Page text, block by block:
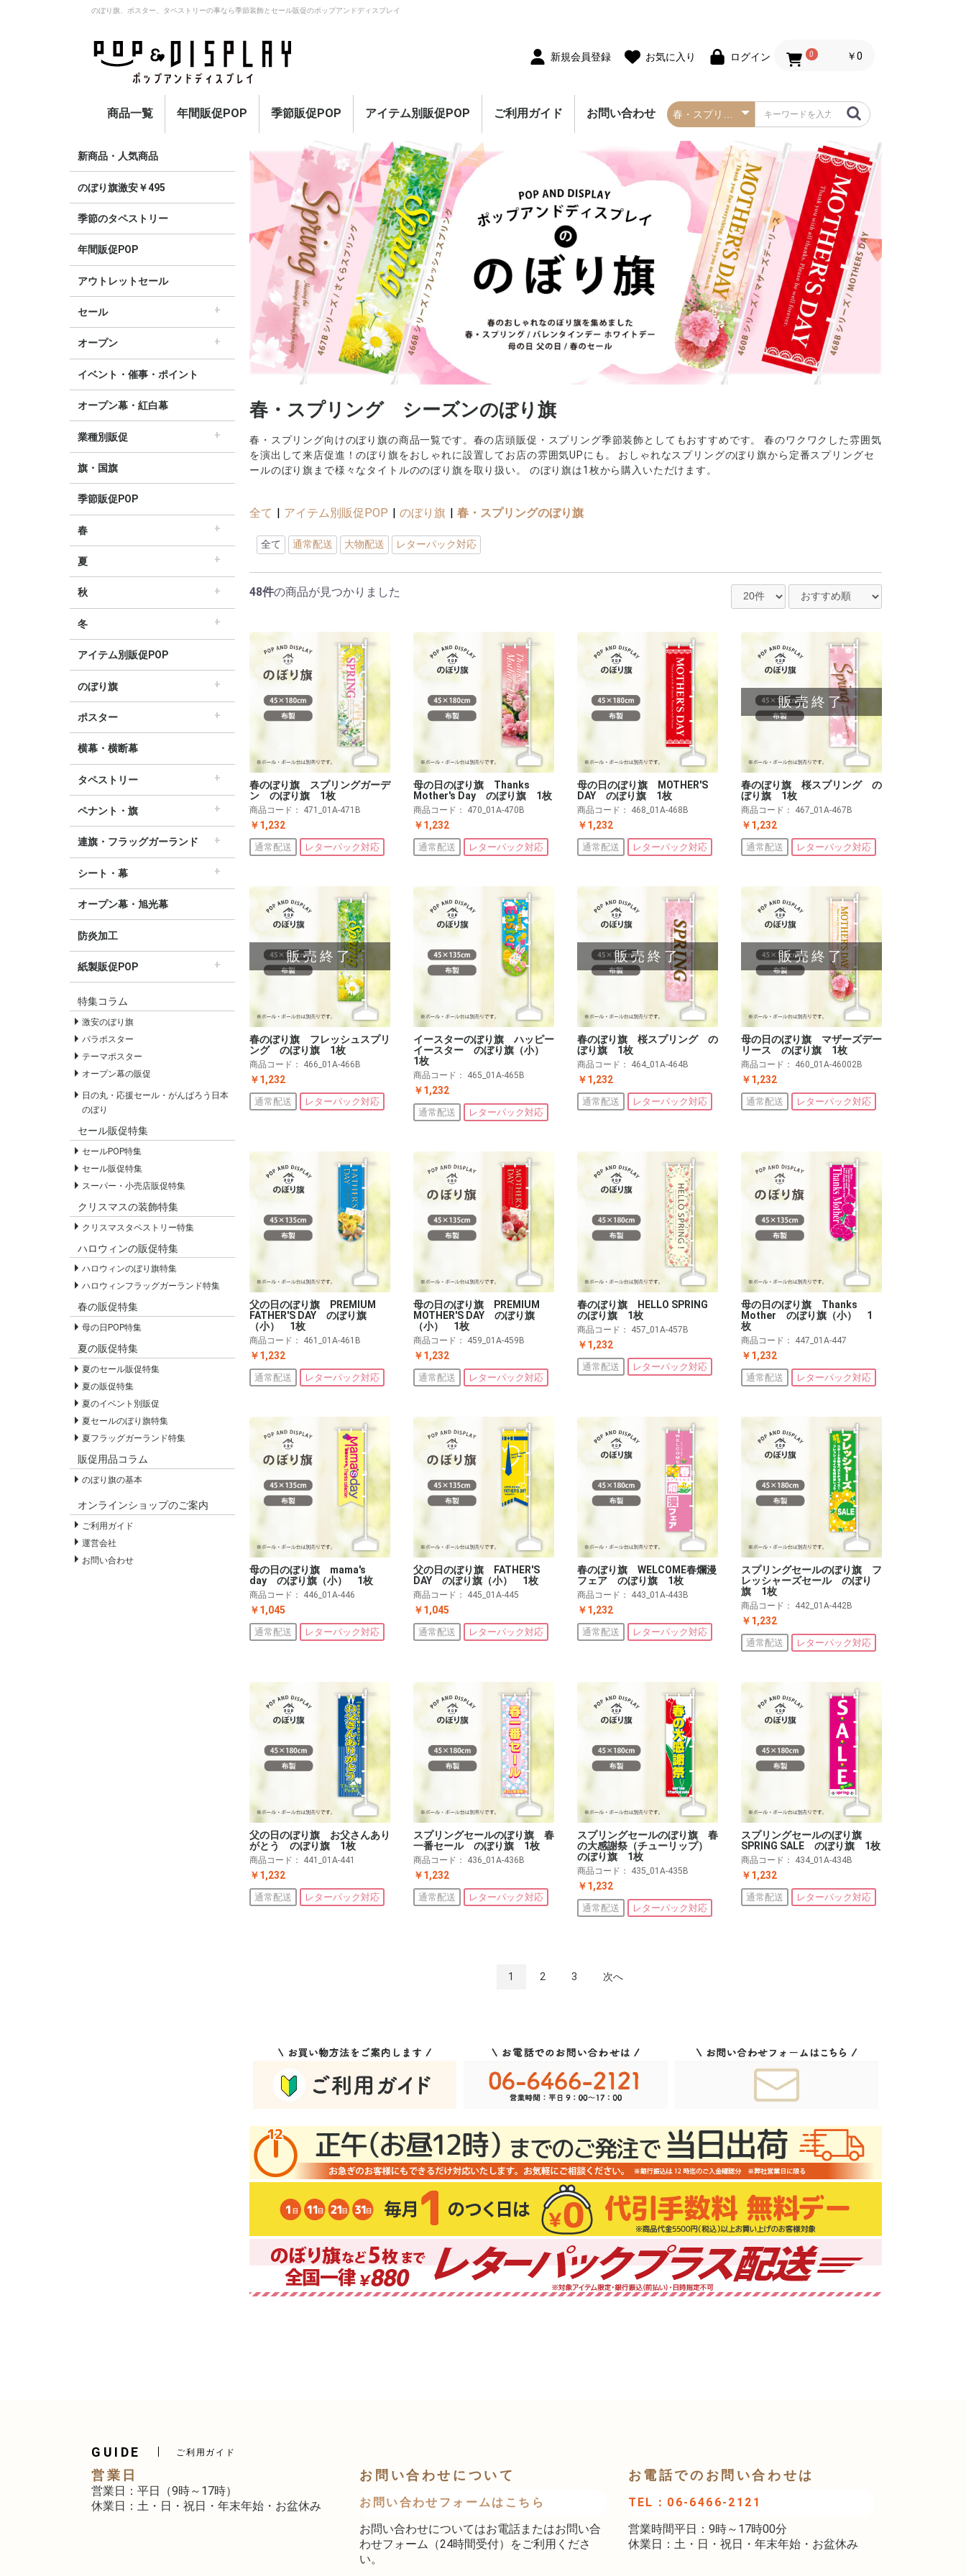
のぼり旗、ポスター、タペストリーの事なら季節装飾とセール販促のポップアンドディスプレイ
新規会員登録 お気に入り ログイン 0 ￥0
商品一覧 年間販促POP
アウトレットセール
のぼり旗激安￥495〜 10枚セット
5枚セット
1枚（単品）
セール・割引 セールのぼり旗
セールポスター
セールタペストリー
シンプルセール
プリズムセール
割引・値下げ・％OFF
創業祭・感謝祭・決算
閉店・売り尽くし
オープン・営業中
オープニングセール
リニューアルオープン
イベント・催事・ポイ
オープン幕・紅白幕
レギュラー・オールシ
ーズン販促
ホテル・宿泊販促
リサイクル・中古販売
販促
ドラッグ・薬局販促
理美容販促
飲食店販促
物販・小売店販促
不動産・車販促
季節販促POP
春・スプリング
バレンタインデー・ホ
ワイトデー
母の日・父の日
スプリングセール
夏・サマー
七夕
サマーセール
秋・オータム
ハロウィン
オータムセール
冬・ウインター
クリスマス
歳末・お正月
ウインターセール
アイテム別販促POP
のぼり旗 セールのぼり旗
レギュラーのぼり旗
ホテル・宿泊のぼり旗
リサイクル・中古販売
ドラッグ・薬局のぼり
理美容のぼり旗
物販・小売のぼり旗
飲食店のぼり旗
不動産・車のぼり旗
春・スプリングのぼり
夏・サマーのぼり旗
秋・オータムのぼり旗
冬・ウィンターのぼり
ハロウィンのぼり旗
クリスマスのぼり旗
お正月のぼり旗
歳末セールのぼり旗
ポスター パラポスター（横長）
テーマポスター（正方
セール・オープン・販
秋・ハロウィンのポス
冬・お正月・初売りの
クリスマスのポスター
バレンタイン・ホワイ
トデーのポスター
横幕・横断幕
ペナント・旗 ビッグペナント
タペストリー 45cm幅タペストリー
60cm幅タペストリー
ワイドタペストリー
防炎タペストリー
春の防炎タペストリー
夏の防炎タペストリー
秋・ハロウィンの防炎
タペストリー
冬・クリスマスの防炎
タペストリー
お正月の防炎タペスト
バレンタインデーの防
炎タペストリー
セールの防炎タペスト
シート・幕 シート・ワゴン幕
テーブルクロス
デコレーションリボン
連続ペナント・フラッ
グガーランド
フラッグガーランド
ウェーブペナント他
オープン幕・旭光幕
紙製POP・ショーカー
ド
防炎加工付き商品
ご利用ガイド お問い合わせ
新商品・人気商品
のぼり旗激安￥495
季節のタペストリー
年間販促POP
アウトレットセール
セール
すべてのセール販促POP
セール・割引
∟セールのぼり旗
∟セールポスター
∟セールタペストリー
∟シンプルセール
∟プリズムセール
割引・値下げ・ＯＦＦ
創業祭・感謝祭・決算
閉店・売り尽くし
オープン
すべてのオープン販促POP
オープン・営業中
オープニングセール
リニューアルオープン
イベント・催事・ポイント
オープン幕・紅白幕
業種別販促
すべての業界別販促POP
レギュラー・オールシーズン販促
ホテル・宿泊販促
リサイクル・中古販売販促
ドラッグ薬局・薬局販促
理美容販促
飲食店販促
物販・小売店販促
不動産・車販促
旗・国旗
季節販促POP
春
すべての春の販促POP
春・スプリング
バレンタインデー・ホワイトデー
母の日・父の日
スプリングセール
夏
すべての夏の販促POP
夏・サマー
七夕
サマーセール
秋
すべての秋の販促POP
秋・オータム
ハロウィン
オータムセール
冬
すべての冬の販促POP
冬・ウィンター
クリスマス
歳末・お正月
ウィンターセール
アイテム別販促POP
のぼり旗
すべてののぼり旗
セールのぼり旗
レギュラーのぼり旗
ホテルのぼり旗
リサイクルのぼり旗
ドラッグ薬局のぼり旗
美容のぼり旗
物販のぼり旗
飲食のぼり旗
不動産・車のぼり旗
春のぼり旗
夏のぼり旗
秋のぼり旗
冬のぼり旗
ハロウィンのぼり旗
ポスター
すべてのポスター
パラポスター（横長）
テーマポスター（正方形）
変形ポスター
セールポスター
▽季節から選ぶ
∟春ポスター
∟夏ポスター
∟秋・ハロウィンポスター
∟冬・お正月・初売りポスター
∟クリスマスポスター
∟バレンタインポスター
横幕・横断幕
タペストリー
すべてのタペストリー
防炎加工タペストリー（90×180cm）
∟春タペストリー
∟夏タペストリー
∟秋・ハロウィンタペストリー
∟冬・クリスマスタペストリー
∟お正月タペストリー
∟バレンタインデータペストリー
60cm幅タペストリー
45cm幅タペストリー
ワイドタペストリー
ペナント・旗
すべてのペナント・旗
ペナント
ビッグペナント
連旗・フラッグガーランド
すべての連旗・フラッグ
連続ペナント
フラッグガーランド
ウェーブペナント他
シート・幕
すべてのシート・幕
シート・ワゴン幕
テーブルクロス
デコレーションリボン
オープン幕・旭光幕
防炎加工
紙製販促POP
すべての紙製販促POP
セールPOP
特集コラム
激安のぼり旗
パラポスター
テーマポスター
オープン幕の販促
日の丸・応援セール・がんばろう日本
のぼり
セール販促特集
セールPOP特集
セール販促特集
スーパー・小売店販促特集
クリスマスの装飾特集
クリスマスタペストリー特集
ハロウィンの販促特集
ハロウィンのぼり旗特集
ハロウィンフラッグガーランド特集
春の販促特集
母の日POP特集
夏の販促特集
夏のセール販促特集
夏の販促特集
夏のイベント別販促
夏セールのぼり旗特集
夏フラッグガーランド特集
販促用品コラム
のぼり旗の基本
オンラインショップのご案内
ご利用ガイド
運営会社
お問い合わせ
春・スプリング シーズンのぼり旗
春・スプリング向けのぼり旗の商品一覧です。春の店頭販促・スプリング季節装飾としてもおすすめです。 春のワクワクした雰囲気
を演出して来店促進！のぼり旗をおしゃれに設置してお店の雰囲気UPにも。 おしゃれなスプリングのぼり旗から定番スプリングセ
ールのぼり旗まで様々なタイトルののぼり旗を取り扱い。 のぼり旗は1枚から購入いただけます。
全て | アイテム別販促POP | のぼり旗 | 春・スプリングのぼり旗
全て 通常配送 大物配送 レターパック対応
48件の商品が見つかりました
春のぼり旗 スプリングガーデ
ン のぼり旗 1枚
商品コード： 471_01A-471B
￥1,232
通常配送 レターパック対応
母の日のぼり旗 Thanks
Mother's Day のぼり旗 1枚
商品コード： 470_01A-470B
￥1,232
通常配送 レターパック対応
母の日のぼり旗 MOTHER'S
DAY のぼり旗 1枚
商品コード： 468_01A-468B
￥1,232
通常配送 レターパック対応
販売終了
春のぼり旗 桜スプリング の
ぼり旗 1枚
商品コード： 467_01A-467B
￥1,232
通常配送 レターパック対応
販売終了
春のぼり旗 フレッシュスプリ
ング のぼり旗 1枚
商品コード： 466_01A-466B
￥1,232
通常配送 レターパック対応
イースターのぼり旗 ハッピー
イースター のぼり旗（小）
1枚
商品コード： 465_01A-465B
￥1,232
通常配送 レターパック対応
販売終了
春のぼり旗 桜スプリング の
ぼり旗 1枚
商品コード： 464_01A-464B
￥1,232
通常配送 レターパック対応
販売終了
母の日のぼり旗 マザーズデー
リース のぼり旗 1枚
商品コード： 460_01A-46002B
￥1,232
通常配送 レターパック対応
父の日のぼり旗 PREMIUM
FATHER'S DAY のぼり旗
（小） 1枚
商品コード： 461_01A-461B
￥1,232
通常配送 レターパック対応
母の日のぼり旗 PREMIUM
MOTHER'S DAY のぼり旗
（小） 1枚
商品コード： 459_01A-459B
￥1,232
通常配送 レターパック対応
春のぼり旗 HELLO SPRING
のぼり旗 1枚
商品コード： 457_01A-457B
￥1,232
通常配送 レターパック対応
母の日のぼり旗 Thanks
Mother のぼり旗（小） 1
枚
商品コード： 447_01A-447
￥1,232
通常配送 レターパック対応
母の日のぼり旗 mama's
day のぼり旗（小） 1枚
商品コード： 446_01A-446
￥1,045
通常配送 レターパック対応
父の日のぼり旗 FATHER'S
DAY のぼり旗（小） 1枚
商品コード： 445_01A-445
￥1,045
通常配送 レターパック対応
春のぼり旗 WELCOME春爛漫
フェア のぼり旗 1枚
商品コード： 443_01A-443B
￥1,232
通常配送 レターパック対応
スプリングセールのぼり旗 フ
レッシャーズセール のぼり
旗 1枚
商品コード： 442_01A-442B
￥1,232
通常配送 レターパック対応
父の日のぼり旗 お父さんあり
がとう のぼり旗 1枚
商品コード： 441_01A-441
￥1,232
通常配送 レターパック対応
スプリングセールのぼり旗 春
一番セール のぼり旗 1枚
商品コード： 436_01A-436B
￥1,232
通常配送 レターパック対応
スプリングセールのぼり旗 春
の大感謝祭（チューリップ）
のぼり旗 1枚
商品コード： 435_01A-435B
￥1,232
通常配送 レターパック対応
スプリングセールのぼり旗
SPRING SALE のぼり旗 1枚
商品コード： 434_01A-434B
￥1,232
通常配送 レターパック対応
1 2 3 次へ
GUIDE ご利用ガイド
営業日
営業日：平日（9時～17時）
休業日：土・日・祝日・年末年始・お盆休み
お問い合わせについて
お問い合わせフォームはこちら
お問い合わせについてはお電話またはお問い合
わせフォーム（24時間受付）をご利用くださ
い。
お電話でのお問い合わせは
TEL：06-6466-2121
営業時間平日：9時～17時00分
休業日：土・日・祝日・年末年始・お盆休み